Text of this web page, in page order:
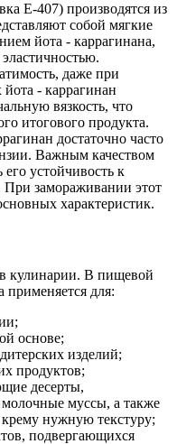
Е-407) производятся из
собой мягкие
йота - каррагинана,
даже при
- каррагинан
вязкость, что
итогового продукта.
достаточно часто
Важным качеством
его устойчивость к
При замораживании этот
характеристик.
кулинарии. В пищевой
для:
основе;
изделий;
продуктов;
десерты,
муссы, а также
крему нужную текстуру;
подвергающихся